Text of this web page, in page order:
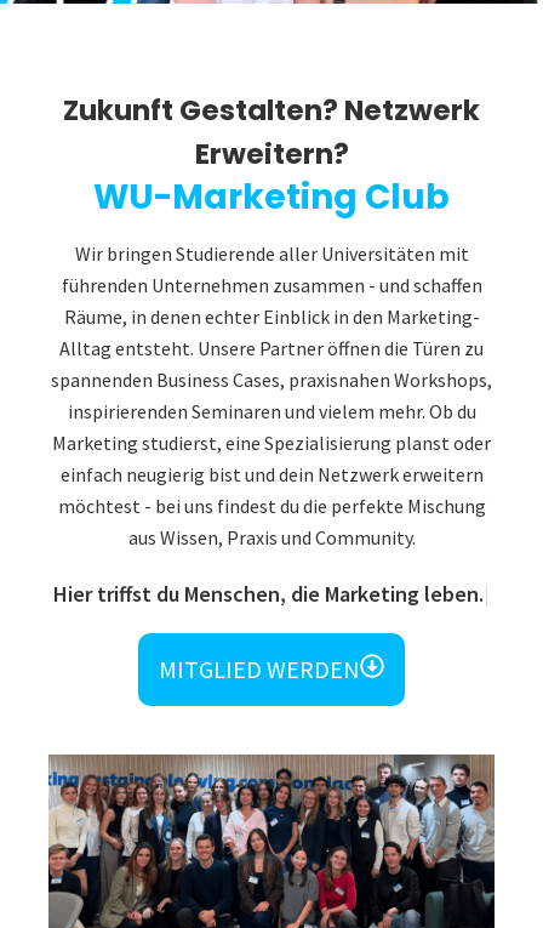
Zukunft Gestalten? Netzwerk
Erweitern?
WU-Marketing Club
Wir bringen Studierende aller Universitäten mit
führenden Unternehmen zusammen - und schaffen
Räume, in denen echter Einblick in den Marketing-
Alltag entsteht. Unsere Partner öffnen die Türen zu
spannenden Business Cases, praxisnahen Workshops,
inspirierenden Seminaren und vielem mehr. Ob du
Marketing studierst, eine Spezialisierung planst oder
einfach neugierig bist und dein Netzwerk erweitern
möchtest - bei uns findest du die perfekte Mischung
aus Wissen, Praxis und Community.
Hier triffst du Menschen, die Marketing leben.
MITGLIED WERDEN